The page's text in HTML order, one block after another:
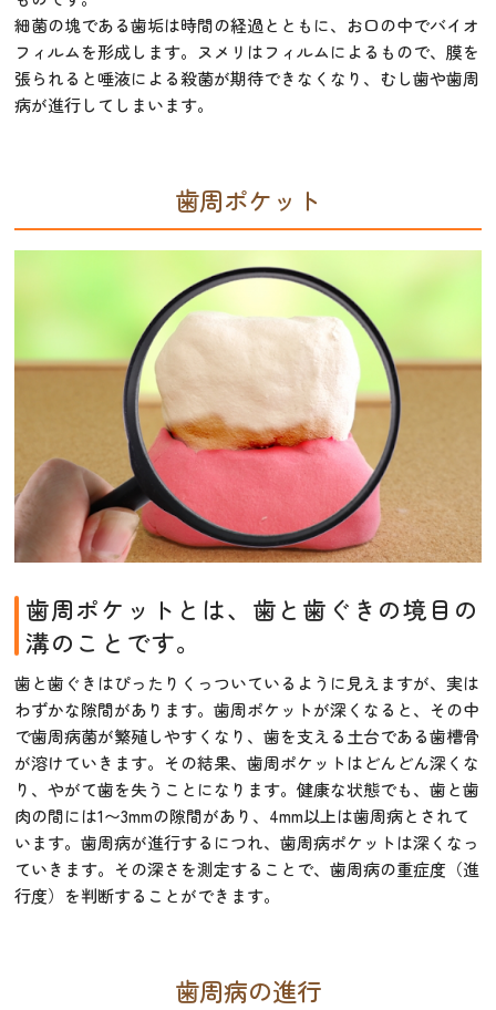
細菌の塊である歯垢は時間の経過とともに、お口の中でバイオ
フィルムを形成します。ヌメリはフィルムによるもので、膜を
張られると唾液による殺菌が期待できなくなり、むし歯や歯周
病が進行してしまいます。
歯周ポケット
歯周ポケットとは、歯と歯ぐきの境目の
溝のことです。
歯と歯ぐきはぴったりくっついているように見えますが、実は
わずかな隙間があります。歯周ポケットが深くなると、その中
で歯周病菌が繁殖しやすくなり、歯を支える土台である歯槽骨
が溶けていきます。その結果、歯周ポケットはどんどん深くな
り、やがて歯を失うことになります。健康な状態でも、歯と歯
肉の間には1〜3mmの隙間があり、4mm以上は歯周病とされて
います。歯周病が進行するにつれ、歯周病ポケットは深くなっ
ていきます。その深さを測定することで、歯周病の重症度（進
行度）を判断することができます。
歯周病の進行